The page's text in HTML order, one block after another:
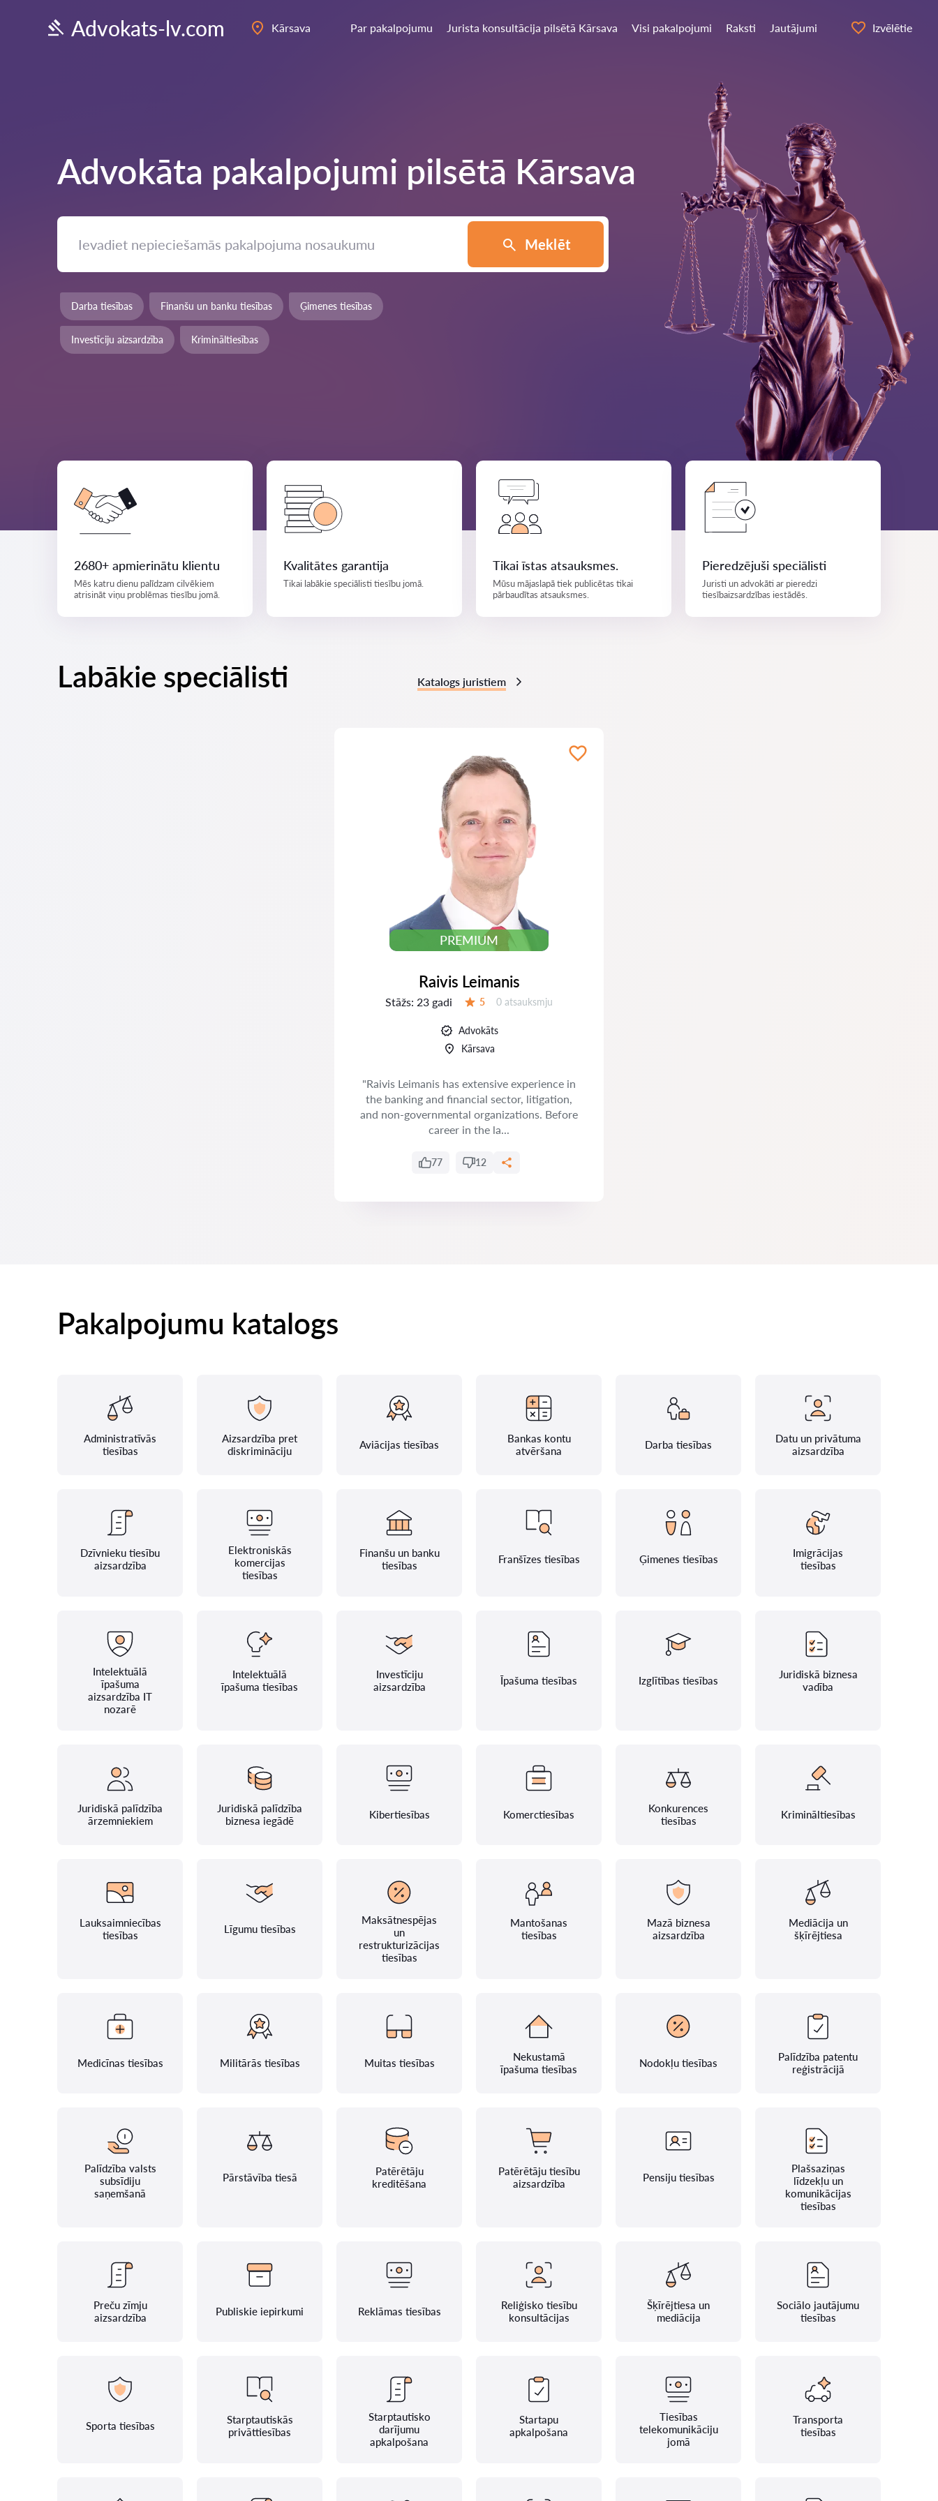
Advokats-lv.com Kārsava Par pakalpojumu Jurista konsultācija pilsētā Kārsava Visi pakalpojumi Raksti Jautājumi Izvēlētie
Advokāta pakalpojumi pilsētā Kārsava
Meklēt
Darba tiesības Finanšu un banku tiesības Ģimenes tiesības
Investīciju aizsardzība Krimināltiesības
2680+ apmierinātu klientu
Mēs katru dienu palīdzam cilvēkiem
atrisināt viņu problēmas tiesību jomā.
Kvalitātes garantija
Tikai labākie speciālisti tiesību jomā.
Tikai īstas atsauksmes.
Mūsu mājaslapā tiek publicētas tikai
pārbaudītas atsauksmes.
Pieredzējuši speciālisti
Juristi un advokāti ar pieredzi
tiesībaizsardzības iestādēs.
Labākie speciālisti Katalogs juristiem
PREMIUM
Raivis Leimanis
Stāžs: 23 gadi 5 Atsauksmes:
0 atsauksmju
Advokāts
Kārsava
"Raivis Leimanis has extensive experience in
the banking and financial sector, litigation,
and non-governmental organizations. Before
career in the la...
77 12
Pakalpojumu katalogs
Administratīvās
tiesības
Aizsardzība pret
diskrimināciju
Aviācijas tiesības
Bankas kontu
atvēršana
Darba tiesības
Datu un privātuma
aizsardzība
Dzīvnieku tiesību
aizsardzība
Elektroniskās
komercijas
tiesības
Finanšu un banku
tiesības
Franšīzes tiesības Ģimenes tiesības
Imigrācijas
tiesības
Intelektuālā
īpašuma
aizsardzība IT
nozarē
Intelektuālā
īpašuma tiesības
Investīciju
aizsardzība
Īpašuma tiesības Izglītības tiesības
Juridiskā biznesa
vadība
Juridiskā palīdzība
ārzemniekiem
Juridiskā palīdzība
biznesa iegādē
Kibertiesības Komerctiesības
Konkurences
tiesības
Krimināltiesības
Lauksaimniecības
tiesības
Līgumu tiesības
Maksātnespējas
un
restrukturizācijas
tiesības
Mantošanas
tiesības
Mazā biznesa
aizsardzība
Mediācija un
šķīrējtiesa
Medicīnas tiesības Militārās tiesības Muitas tiesības
Nekustamā
īpašuma tiesības
Nodokļu tiesības
Palīdzība patentu
reģistrācijā
Palīdzība valsts
subsīdiju
saņemšanā
Pārstāvība tiesā
Patērētāju
kreditēšana
Patērētāju tiesību
aizsardzība
Pensiju tiesības
Plašsaziņas
līdzekļu un
komunikācijas
tiesības
Preču zīmju
aizsardzība
Publiskie iepirkumi Reklāmas tiesības
Reliģisko tiesību
konsultācijas
Šķīrējtiesa un
mediācija
Sociālo jautājumu
tiesības
Sporta tiesības
Starptautiskās
privāttiesības
Starptautisko
darījumu
apkalpošana
Startapu
apkalpošana
Tiesības
telekomunikāciju
jomā
Transporta
tiesības